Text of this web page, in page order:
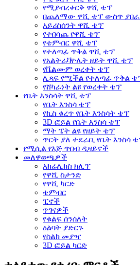
የሚያብረቀርቅ ዋሺ ቴፕ
በጨለማው ዋሺ ቴፕ ውስጥ
አይሪስሰንት ዋሺ ቴፕ
የተበሳጨ የዋሺ ቴፕ
የቴምብር ዋሺ ቴፕ
የተለጣፊ ጥቅል ዋሺ ቴፕ
የአልትራቫዮሌት ዘይት ዋሺ ቴፕ
የቬልሙም ወረቀት ቴፕ
ሊጻፍ የሚችል የተለጣፊ ጥቅል
የሸካራነት ልዩ የወረቀት ቴፕ
የቤት እንስሳት ዋሺ ቴፕ
የቤት እንስሳ ቴፕ
የኪስ ቁረጥ የቤት እንስሳት ቴፕ
3D ፎይል የቤት እንስሳ ቴፕ
ማት ፔት ልዩ የዘይት ቴፕ
ጥርት ያለ ተደራቢ የቤት እንስሳ
የሚሲል የእጅ ጥበብ ዲዛይኖች
መለዋወጫዎች
አክሬሊክስ ክሊፕ
የዋሺ ስታንድ
የዋሺ ካርድ
ቴምብር
ፒኖች
ጥገናዎች
የቁልፍ ሰንሰለት
ዕልባት ያድርጉ
የስልክ መያዣ
3D ፎይል ካርድ